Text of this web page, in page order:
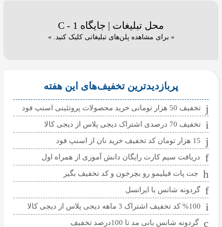
محل تبلیغات | جایگاه C - 1
« برای مشاهده پلن‌های تبلیغاتی کلیک کنید. »
پربازدیدترین تخفیف‌های این هفته
تخفیف 50 هزار تومانی خرید محصولات پروتئینی اسنپ فود
تخفیف 70 درصدی اشتراک دیجی پلاس از دیجی کالا
15 هزار تومان کد تخفیف خرید نان از اسنپ فود
دریافت سیم کارت رایگان دانش آموزی از همراه اول
جت پات فیلیمو رو بچرخون و کد تخفیف بگیر
گردونه شانس با ایرانسل
%100 کد تخفیف اشتراک 3 ماهه دیجی پلاس از دیجی کالا
گردونه شانس بانی مد تا 100درصد تخفیف